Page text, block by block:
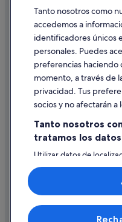
Pautas sobre el contenido y
Ayuda
Cancelar un vuelo
Cancelar una reserva de hotel
Utilizar un cupón de Expedia
Documentos para viajes
© 2026 Expedia, Inc., una
Tanto nosotros como
accedemos a
identificadores únicos
personales. Puedes
preferencias haciendo
momento, a través de
privacidad. Tus
socios y no afectarán
Tanto nosotros
tratamos los
Utilizar datos de
activamente las
identificación.
y/o acceder a ella.
medición de publicidad
audiencia y desarrollo
Lista de asociados